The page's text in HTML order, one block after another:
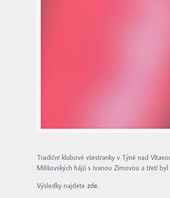
Tradiční klubové všestranky v Týně nad
Milíšovských hájů s Ivanou Zimovou a třetí
Výsledky najdete zde.